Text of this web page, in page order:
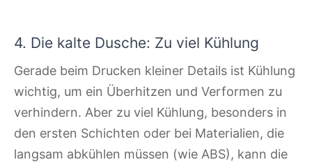
4. Die kalte Dusche: Zu viel Kühlung
Gerade beim Drucken kleiner Details ist Kühlung
wichtig, um ein Überhitzen und Verformen zu
verhindern. Aber zu viel Kühlung, besonders in
den ersten Schichten oder bei Materialien, die
langsam abkühlen müssen (wie ABS), kann die